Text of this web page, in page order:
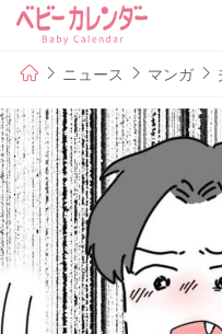
ニュース マンガ